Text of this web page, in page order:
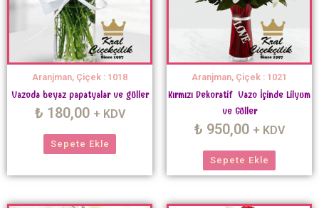
Aranjman, Çiçek : 1018
Vazoda beyaz papatyalar ve güller
₺ 180,00 + KDV
Sepete Ekle
Aranjman, Çiçek : 1021
Kırmızı Dekoratif Vazo İçinde Lilyum
ve Güller
₺ 950,00 + KDV
Sepete Ekle